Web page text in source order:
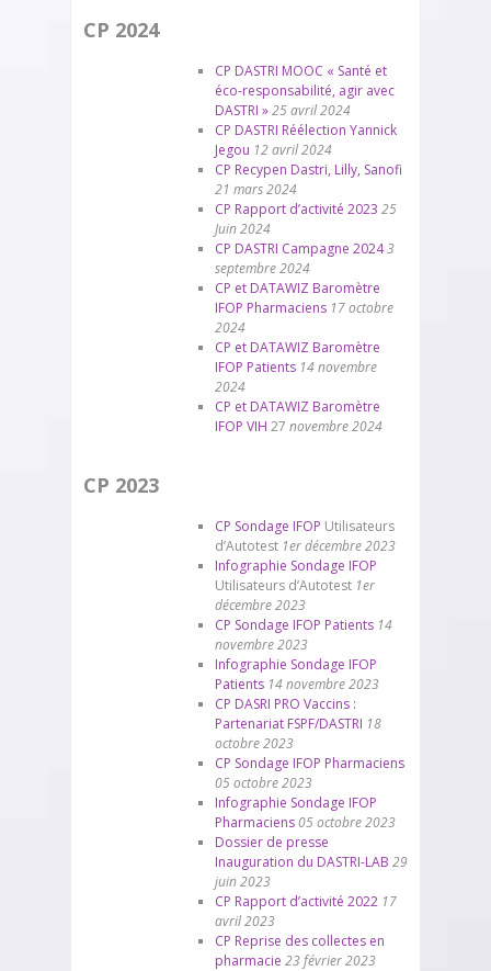
CP 2024
CP DASTRI MOOC « Santé et
éco-responsabilité, agir avec
DASTRI »25 avril 2024
CP DASTRI Réélection Yannick
Jegou 12 avril 2024
CP Recypen Dastri, Lilly, Sanofi
21 mars 2024
CP Rapport d’activité 2023 25
Juin 2024
CP DASTRI Campagne 20243
septembre 2024
CP et DATAWIZ Baromètre
IFOP Pharmaciens 17 octobre
2024
CP et DATAWIZ Baromètre
IFOP Patients 14 novembre
2024
CP et DATAWIZ Baromètre
IFOP VIH 27 novembre 2024
CP 2023
CP Sondage IFOP Utilisateurs
d’Autotest 1er décembre 2023
Infographie Sondage IFOP
Utilisateurs d’Autotest 1er
décembre 2023
CP Sondage IFOP Patients 14
novembre 2023
Infographie Sondage IFOP
Patients 14 novembre 2023
CP DASRI PRO Vaccins :
Partenariat FSPF/DASTRI 18
octobre 2023
CP Sondage IFOP Pharmaciens
05 octobre 2023
Infographie Sondage IFOP
Pharmaciens05 octobre 2023
Dossier de presse
Inauguration du DASTRI-LAB 29
juin 2023
CP Rapport d’activité 2022 17
avril 2023
CP Reprise des collectes en
pharmacie 23 février 2023